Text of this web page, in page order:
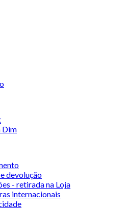
Dim
devolução
- retirada na Loja
internacionais